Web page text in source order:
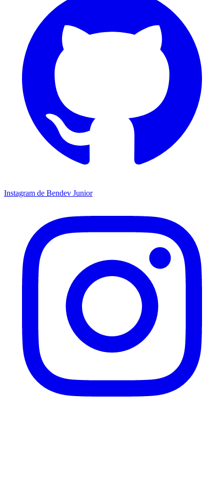
Instagram de Bendev Junior